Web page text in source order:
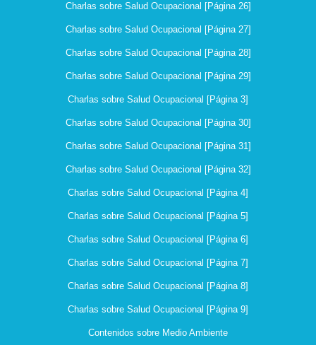
Charlas sobre Salud Ocupacional [Página 26]
Charlas sobre Salud Ocupacional [Página 27]
Charlas sobre Salud Ocupacional [Página 28]
Charlas sobre Salud Ocupacional [Página 29]
Charlas sobre Salud Ocupacional [Página 3]
Charlas sobre Salud Ocupacional [Página 30]
Charlas sobre Salud Ocupacional [Página 31]
Charlas sobre Salud Ocupacional [Página 32]
Charlas sobre Salud Ocupacional [Página 4]
Charlas sobre Salud Ocupacional [Página 5]
Charlas sobre Salud Ocupacional [Página 6]
Charlas sobre Salud Ocupacional [Página 7]
Charlas sobre Salud Ocupacional [Página 8]
Charlas sobre Salud Ocupacional [Página 9]
Contenidos sobre Medio Ambiente